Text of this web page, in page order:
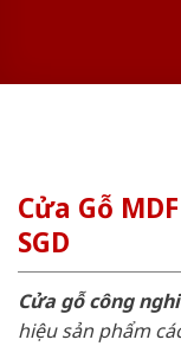
Cửa Gỗ
SGD
Cửa gỗ công
hiệu sản phẩm